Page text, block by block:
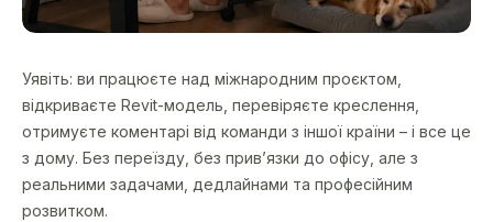
Уявіть: ви працюєте над міжнародним проєктом,
відкриваєте Revit-модель, перевіряєте креслення,
отримуєте коментарі від команди з іншої країни – і все це
з дому. Без переїзду, без прив’язки до офісу, але з
реальними задачами, дедлайнами та професійним
розвитком.